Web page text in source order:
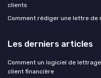
clients
Comment rédiger une lettre de
Les derniers articles
Comment un logiciel de
client financière